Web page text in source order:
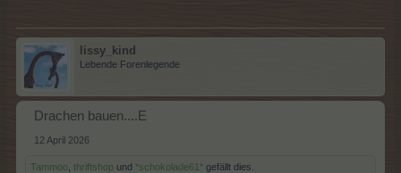
lissy_kind
Lebende Forenlegende
Drachen bauen....E
12 April 2026
Tammoo thriftshop und *schokolade61* gefällt dies.